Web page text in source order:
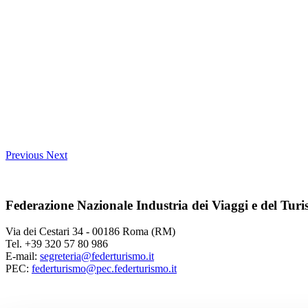
Previous Next
Federazione Nazionale Industria dei Viaggi e del
Via dei Cestari 34 - 00186 Roma (RM)
Tel. +39 320 57 80 986
E-mail: segreteria@federturismo.it
PEC: federturismo@pec.federturismo.it